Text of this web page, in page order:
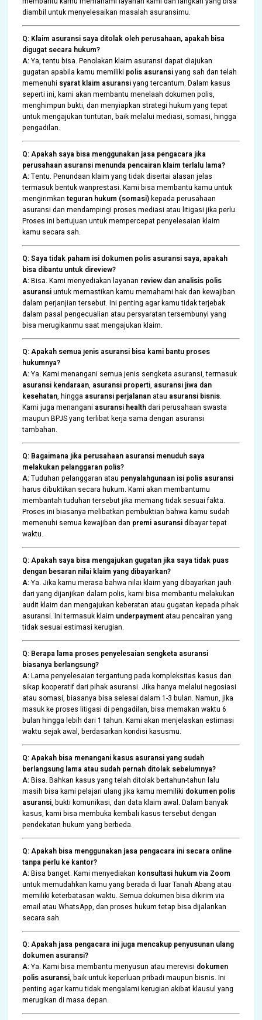
diambil untuk menyelesaikan masalah asuransimu.
Q: Klaim asuransi saya ditolak oleh perusahaan, apakah bisa
digugat secara hukum?
A:Ya, tentu bisa. Penolakan klaim asuransi dapat diajukan
gugatan apabila kamu memiliki polis asuransiyang sah dan telah
memenuhi syarat klaim asuransiyang tercantum. Dalam kasus
seperti ini, kami akan membantu menelaah dokumen polis,
menghimpun bukti, dan menyiapkan strategi hukum yang tepat
untuk mengajukan tuntutan, baik melalui mediasi, somasi, hingga
pengadilan.
Q: Apakah saya bisa menggunakan jasa pengacara jika
perusahaan asuransi menunda pencairan klaim terlalu lama?
A:Tentu. Penundaan klaim yang tidak disertai alasan jelas
termasuk bentuk wanprestasi. Kami bisa membantu kamu untuk
mengirimkanteguran hukum (somasi)kepada perusahaan
asuransi dan mendampingi proses mediasi atau litigasi jika perlu.
Proses ini bertujuan untuk mempercepat penyelesaian klaim
kamu secara sah.
Q: Saya tidak paham isi dokumen polis asuransi saya, apakah
bisa dibantu untuk direview?
A:Bisa. Kami menyediakan layanan review dan analisis polis
asuransiuntuk memastikan kamu memahami hak dan kewajiban
dalam perjanjian tersebut. Ini penting agar kamu tidak terjebak
dalam pasal pengecualian atau persyaratan tersembunyi yang
bisa merugikanmu saat mengajukan klaim.
Q: Apakah semua jenis asuransi bisa kami bantu proses
hukumnya?
A:Ya. Kami menangani semua jenis sengketa asuransi, termasuk
asuransi kendaraan, asuransi properti, asuransi jiwa dan
kesehatan, hingga asuransi perjalanan atau asuransi bisnis.
Kami juga menangani asuransi healthdari perusahaan swasta
maupun BPJS yang terlibat kerja sama dengan asuransi
tambahan.
Q: Bagaimana jika perusahaan asuransi menuduh saya
melakukan pelanggaran polis?
A:Tuduhan pelanggaran atau penyalahgunaan isi polis asuransi
harus dibuktikan secara hukum. Kami akan membantumu
membantah tuduhan tersebut jika memang tidak sesuai fakta.
Proses ini biasanya melibatkan pembuktian bahwa kamu sudah
memenuhi semua kewajiban dan premi asuransidibayar tepat
waktu.
Q: Apakah saya bisa mengajukan gugatan jika saya tidak puas
dengan besaran nilai klaim yang dibayarkan?
A:Ya. Jika kamu merasa bahwa nilai klaim yang dibayarkan jauh
dari yang dijanjikan dalam polis, kami bisa membantu melakukan
audit klaim dan mengajukan keberatan atau gugatan kepada pihak
asuransi. Ini termasuk klaim underpayment atau pencairan yang
tidak sesuai estimasi kerugian.
Q: Berapa lama proses penyelesaian sengketa asuransi
biasanya berlangsung?
A:Lama penyelesaian tergantung pada kompleksitas kasus dan
sikap kooperatif dari pihak asuransi. Jika hanya melalui negosiasi
atau somasi, biasanya bisa selesai dalam 1-3 bulan. Namun, jika
masuk ke proses litigasi di pengadilan, bisa memakan waktu 6
bulan hingga lebih dari 1 tahun. Kami akan menjelaskan estimasi
waktu sejak awal, berdasarkan kondisi kasusmu.
Q: Apakah bisa menangani kasus asuransi yang sudah
berlangsung lama atau sudah pernah ditolak sebelumnya?
A:Bisa. Bahkan kasus yang telah ditolak bertahun-tahun lalu
masih bisa kami pelajari ulang jika kamu memiliki dokumen polis
asuransi, bukti komunikasi, dan data klaim awal. Dalam banyak
kasus, kami bisa membuka kembali kasus tersebut dengan
pendekatan hukum yang berbeda.
Q: Apakah bisa menggunakan jasa pengacara ini secara online
tanpa perlu ke kantor?
A:Bisa banget. Kami menyediakan konsultasi hukum via Zoom
untuk memudahkan kamu yang berada di luar Tanah Abang atau
memiliki keterbatasan waktu. Semua dokumen bisa dikirim via
email atau WhatsApp, dan proses hukum tetap bisa dijalankan
secara sah.
Q: Apakah jasa pengacara ini juga mencakup penyusunan ulang
dokumen asuransi?
A:Ya. Kami bisa membantu menyusun atau merevisi dokumen
polis asuransi, baik untuk keperluan pribadi maupun bisnis. Ini
penting agar kamu tidak mengalami kerugian akibat klausul yang
merugikan di masa depan.